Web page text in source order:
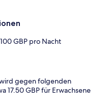
100 GBP pro Nacht
gegen folgenden
17.50 GBP für Erwachsene